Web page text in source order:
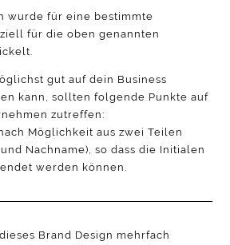
wurde für eine bestimmte
für die oben genannten
gut auf dein Business
kann, sollten folgende Punkte auf
zutreffen:
Möglichkeit aus zwei Teilen
Nachname), so dass die Initialen
werden können.
Brand Design mehrfach